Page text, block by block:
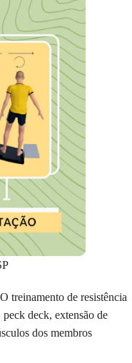
treinamento de resistência
deck, extensão de
dos membros